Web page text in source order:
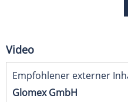
Video
Empfohlener externer
Glomex GmbH